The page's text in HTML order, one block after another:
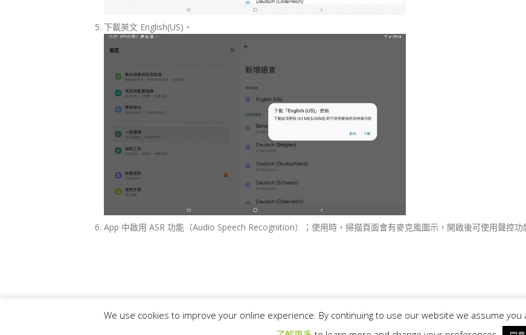
下載英文 English(US)。
App 中啟用 ASR 功能（Audio Speech Recognition）；使用時，掃描頁面會有麥克風圖示，開啟後可使用聲控功
© 2025, Leltek Inc. All Rights Reserved.
We use cookies to improve your online experience. By continuing to use our website we assume